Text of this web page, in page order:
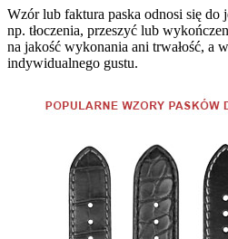
Wzór lub faktura paska odnosi się do
np. tłoczenia, przeszyć lub
na jakość wykonania ani trwałość, a
indywidualnego gustu.